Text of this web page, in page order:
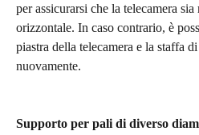
per assicurarsi che la telecamera
orizzontale. In caso contrario, è
piastra della telecamera e la staffa
nuovamente.
Supporto per pali di diverso